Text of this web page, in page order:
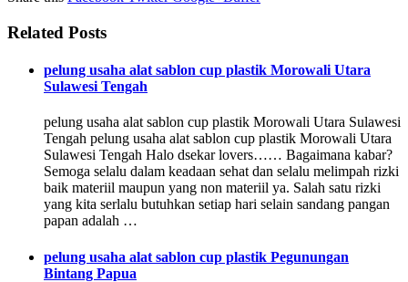
Related Posts
pelung usaha alat sablon cup plastik Morowali Utara
Sulawesi Tengah
pelung usaha alat sablon cup plastik Morowali Utara Sulawesi
Tengah pelung usaha alat sablon cup plastik Morowali Utara
Sulawesi Tengah Halo dsekar lovers…… Bagaimana kabar?
Semoga selalu dalam keadaan sehat dan selalu melimpah rizki
baik materiil maupun yang non materiil ya. Salah satu rizki
yang kita serlalu butuhkan setiap hari selain sandang pangan
papan adalah …
pelung usaha alat sablon cup plastik Pegunungan
Bintang Papua